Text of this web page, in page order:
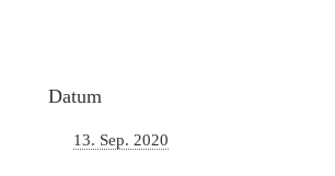
Datum
13. Sep. 2020